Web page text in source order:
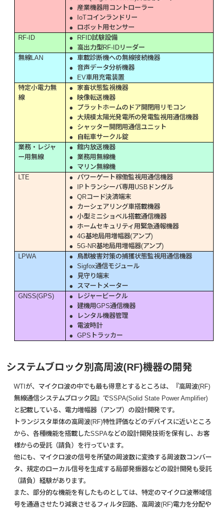
● 産業機器用コントローラー
● IoTコインランドリー
● ロボット用センサー
RF-ID
● RFID試験設備
● 高出力型RF-IDリーダー
無線LAN
● 車載診断機への無線接続機器
● 音声データ分析機器
● EV車用充電装置
特定小電力無
線
● 家畜状態監視機器
● 映像転送機器
● プラットホームのドア開閉用リモコン
● 大規模太陽光発電所の発電監視用通信機器
● シャッター開閉用通信ユニット
● 自転車サークル錠
業務・レジャ
ー用無線
● 館内放送機器
● 業務用無線機
● マリン無線機
LTE
● パワーゲート稼働監視用通信機器
● IPトランシーバ専用USBドングル
● QRコード決済端末
● カーシェアリング車搭載機器
● 小型ミニショベル搭載通信機器
● ホームセキュリティ用緊急通報機器
● 4G基地局用増幅器(アンプ)
● 5G-NR基地局用増幅器(アンプ)
LPWA
● 鳥獣被害対策の捕獲状態監視用通信機器
● Sigfox通信モジュール
● 見守り端末
● スマートメーター
GNSS(GPS)
● レジャービークル
● 建機用GPS通信機器
● レンタル機器管理
● 電波時計
● GPSトラッカー
システムブロック別高周波(RF)機器の開発
WTIが、マイクロ波の中でも最も得意とするところは、『高周波(RF)
無線通信システムブロック図』でSSPA(Solid State Power Amplifier)
と記載している、電力増幅器（アンプ）の設計開発です。
トランジスタ単体の高周波(RF)特性評価などのデバイスに近いところ
から、各種機能を搭載したSSPAなどの設計開発技術を保有し、お客
様からの受託（請負）を行っています。
他にも、マイクロ波の信号を所望の周波数に変換する周波数コンバー
タ、規定のローカル信号を生成する局部発振器などの設計開発も受託
（請負）経験があります。
また、部分的な機能を有したものとしては、特定のマイクロ波帯域信
号を通過させたり減衰させるフィルタ回路、高周波(RF)電力を分配や